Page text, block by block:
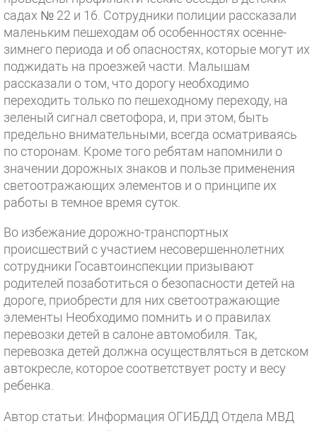
садах № 22 и 16. Сотрудники полиции рассказали
маленьким пешеходам об особенностях осенне-
зимнего периода и об опасностях, которые могут их
поджидать на проезжей части. Малышам
рассказали о том, что дорогу необходимо
переходить только по пешеходному переходу, на
зеленый сигнал светофора, и, при этом, быть
предельно внимательными, всегда осматриваясь
по сторонам. Кроме того ребятам напомнили о
значении дорожных знаков и пользе применения
светоотражающих элементов и о принципе их
работы в темное время суток.
Во избежание дорожно-транспортных
происшествий с участием несовершеннолетних
сотрудники Госавтоинспекции призывают
родителей позаботиться о безопасности детей на
дороге, приобрести для них светоотражающие
элементы Необходимо помнить и о правилах
перевозки детей в салоне автомобиля. Так,
перевозка детей должна осуществляться в детском
автокресле, которое соответствует росту и весу
ребенка.
Автор статьи: Информация ОГИБДД Отдела МВД